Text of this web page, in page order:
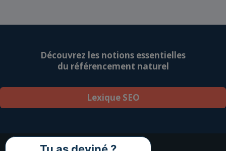
Découvrez les notions essentielles
du référencement naturel
Lexique SEO